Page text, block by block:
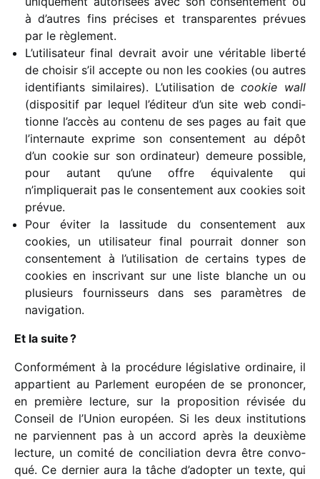
à d’autres fins précises et trans­pa­rentes prévues
par le règlement.
L’utilisateur final devrait avoir une véri­table liberté
de choi­sir s’il accepte ou non les cookies (ou autres
iden­ti­fiants simi­laires). L’utilisation de cookie wall
(dispo­si­tif par lequel l’éditeur d’un site web condi­
tionne l’accès au contenu de ses pages au fait que
l’internaute exprime son consen­te­ment au dépôt
d’un cookie sur son ordi­na­teur) demeure possible,
pour autant qu’une offre équi­va­lente qui
n’impliquerait pas le consen­te­ment aux cookies soit
prévue.
Pour éviter la lassi­tude du consen­te­ment aux
cookies, un utili­sa­teur final pour­rait donner son
consen­te­ment à l’uti­li­sa­tion de certains types de
cookies en inscri­vant sur une liste blanche un ou
plusieurs four­nis­seurs dans ses para­mètres de
navigation.
Et la suite ?
Conformément à la procé­dure légis­la­tive ordi­naire, il
appar­tient au Parlement euro­péen de se pronon­cer,
en première lecture, sur la propo­si­tion révi­sée du
Conseil de l’Union euro­péen. Si les deux insti­tu­tions
ne parviennent pas à un accord après la deuxième
lecture, un comité de conci­lia­tion devra être convo­
qué. Ce dernier aura la tâche d’adopter un texte, qui